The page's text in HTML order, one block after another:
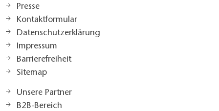
Presse
Kontaktformular
Datenschutzerklärung
Impressum
Barrierefreiheit
Sitemap
Unsere Partner
B2B-Bereich